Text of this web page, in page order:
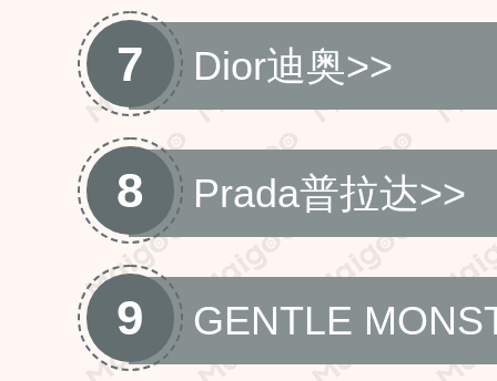
7 Dior迪奥>>
8 Prada普拉达>>
9 GENTLE